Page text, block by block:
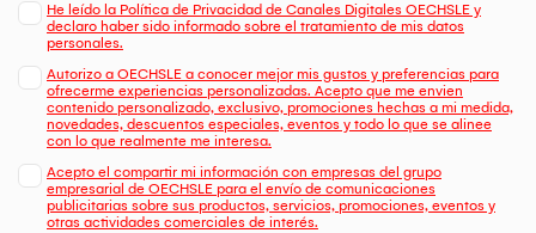
He leído la Política de Privacidad de Canales Digitales OECHSLE y
declaro haber sido informado sobre el tratamiento de mis datos
personales.
Autorizo a OECHSLE a conocer mejor mis gustos y preferencias para
ofrecerme experiencias personalizadas. Acepto que me envien
contenido personalizado, exclusivo, promociones hechas a mi medida,
novedades, descuentos especiales, eventos y todo lo que se alinee
con lo que realmente me interesa.
Acepto el compartir mi información con empresas del grupo
empresarial de OECHSLE para el envío de comunicaciones
publicitarias sobre sus productos, servicios, promociones, eventos y
otras actividades comerciales de interés.